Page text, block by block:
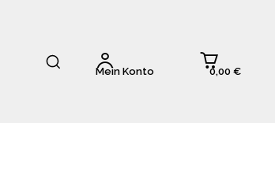
Mein Konto 0,00 €